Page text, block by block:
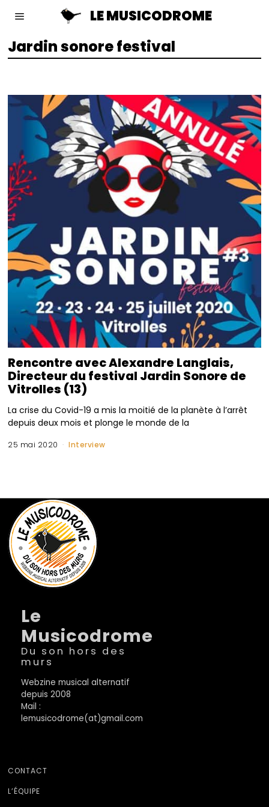
LE MUSICODROME
Jardin sonore festival
Rencontre avec Alexandre Langlais,
Directeur du festival Jardin Sonore de
Vitrolles (13)
La crise du Covid-19 a mis la moitié de la planète à l’arrêt
depuis deux mois et plonge le monde de la
25 mai 2020 Interview
Le
Musicodrome
Du son hors des
murs
Webzine musical alternatif
depuis 2008
Mail :
lemusicodrome(at)gmail.com
CONTACT
L’ÉQUIPE